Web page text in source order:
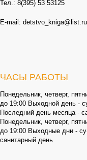
Тел.: 8(395) 53 53125
E-mail: detstvo_kniga@list.ru
ЧАСЫ РАБОТЫ
Понедельник, четверг,
до 19:00 Выходной день -
Последний день месяца -
Понедельник, четверг,
до 19:00 Выходные дни -
санитарный день